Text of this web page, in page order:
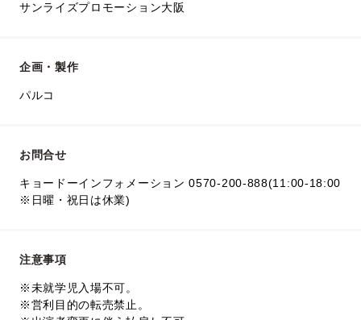
サンライズプロモーション大阪
企画・製作
パルコ
お問合せ
キョードーインフォメーション 0570-200-888(11:00-18:00
※日曜・祝日は休業)
注意事項
※未就学児入場不可。
※営利目的の転売禁止。